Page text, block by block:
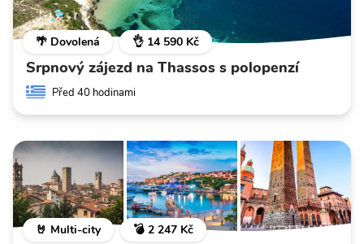
🌴 Dovolená 👌 14 590 Kč
Srpnový zájezd na Thassos s polopenzí
Před 40 hodinami
🤘 Multi-city 💣 2 247 Kč